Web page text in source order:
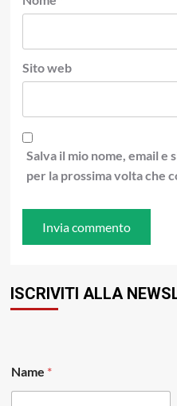
Sito web
Salva il mio nome, email
per la prossima volta che
ISCRIVITI ALLA
N
a
Name *